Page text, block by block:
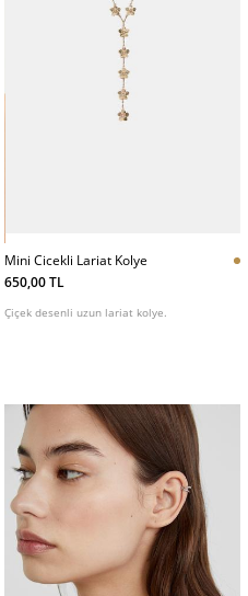
Mini Cicekli Lariat Kolye
650,00 TL
Çiçek desenli uzun lariat kolye.